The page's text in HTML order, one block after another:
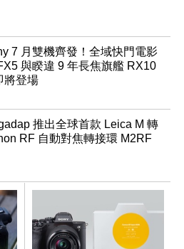
7 月雙機齊發！全域快門電影
與睽違 9 年長焦旗艦 RX10
將登場
推出全球首款 Leica M 轉
RF 自動對焦轉接環 M2RF